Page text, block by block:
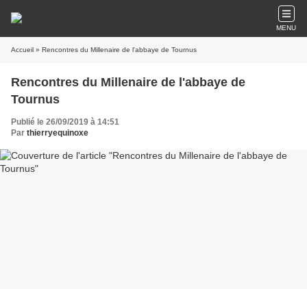
MENU
Accueil » Rencontres du Millenaire de l'abbaye de Tournus
Rencontres du Millenaire de l'abbaye de
Tournus
Publié le 26/09/2019 à 14:51
Par thierryequinoxe